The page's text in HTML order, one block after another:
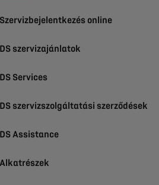
Szervizbejelentkezés online
DS szervizajánlatok
DS Services
DS szervizszolgáltatási szerződések
DS Assistance
Alkatrészek